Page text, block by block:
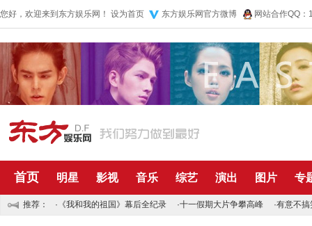
您好，欢迎来到东方娱乐网！ 设为首页 东方娱乐网官方微博 网站合作QQ
首页 明星 影视 音乐 综艺 演出 图片 专
推荐： · 《我和我的祖国》幕后全纪录 ·十一假期大片争攀高峰 ·有意不搞